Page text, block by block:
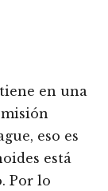
en una
eso es
está
Por lo